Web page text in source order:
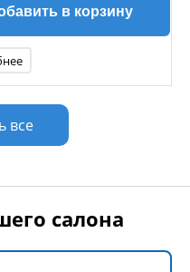
в корзину
все
салона